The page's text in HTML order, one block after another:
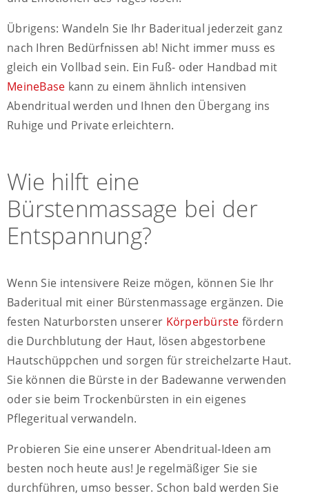
Übrigens: Wandeln Sie Ihr Baderitual jederzeit ganz
nach Ihren Bedürfnissen ab! Nicht immer muss es
gleich ein Vollbad sein. Ein Fuß- oder Handbad mit
MeineBase kann zu einem ähnlich intensiven
Abendritual werden und Ihnen den Übergang ins
Ruhige und Private erleichtern.
Wie hilft eine
Bürstenmassage bei der
Entspannung?
Wenn Sie intensivere Reize mögen, können Sie Ihr
Baderitual mit einer Bürstenmassage ergänzen. Die
festen Naturborsten unserer Körperbürste fördern
die Durchblutung der Haut, lösen abgestorbene
Hautschüppchen und sorgen für streichelzarte Haut.
Sie können die Bürste in der Badewanne verwenden
oder sie beim Trockenbürsten in ein eigenes
Pflegeritual verwandeln.
Probieren Sie eine unserer Abendritual-Ideen am
besten noch heute aus! Je regelmäßiger Sie sie
durchführen, umso besser. Schon bald werden Sie